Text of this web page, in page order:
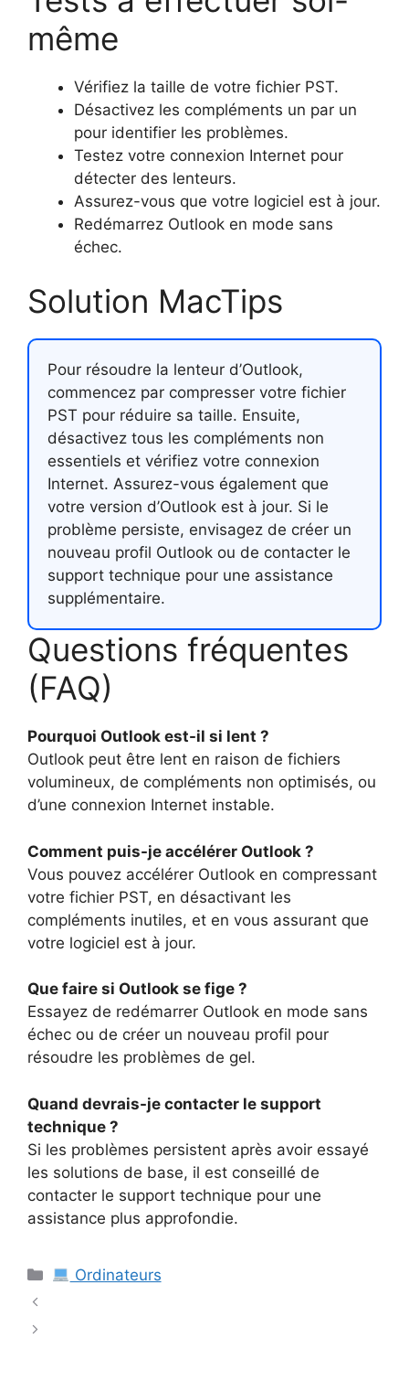
même
Vérifiez la taille de votre fichier PST.
Désactivez les compléments un par un
pour identifier les problèmes.
Testez votre connexion Internet pour
détecter des lenteurs.
Assurez-vous que votre logiciel est à jour.
Redémarrez Outlook en mode sans
échec.
Solution MacTips
Pour résoudre la lenteur d’Outlook,
commencez par compresser votre fichier
PST pour réduire sa taille. Ensuite,
désactivez tous les compléments non
essentiels et vérifiez votre connexion
Internet. Assurez-vous également que
votre version d’Outlook est à jour. Si le
problème persiste, envisagez de créer un
nouveau profil Outlook ou de contacter le
support technique pour une assistance
supplémentaire.
Questions fréquentes
(FAQ)
Pourquoi Outlook est-il si lent ?
Outlook peut être lent en raison de fichiers
volumineux, de compléments non optimisés, ou
d’une connexion Internet instable.
Comment puis-je accélérer Outlook ?
Vous pouvez accélérer Outlook en compressant
votre fichier PST, en désactivant les
compléments inutiles, et en vous assurant que
votre logiciel est à jour.
Que faire si Outlook se fige ?
Essayez de redémarrer Outlook en mode sans
échec ou de créer un nouveau profil pour
résoudre les problèmes de gel.
Quand devrais-je contacter le support
technique ?
Si les problèmes persistent après avoir essayé
les solutions de base, il est conseillé de
contacter le support technique pour une
assistance plus approfondie.
Catégories
Ordinateurs